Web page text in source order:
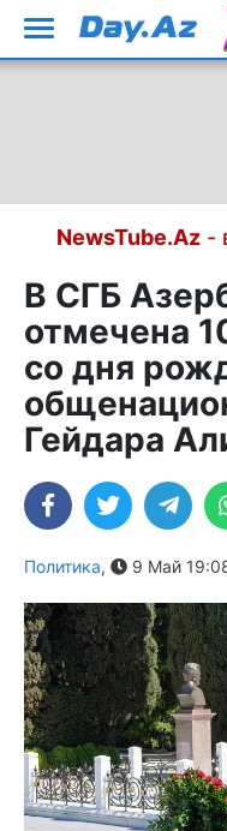
NewsTube.Az-
В СГБ
отмечена
со дня
Гейдара
Политика, 9 Май